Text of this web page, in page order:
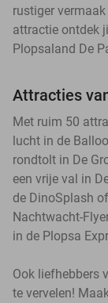
rustiger
attractie ontdek
Plopsaland De
Attracties
Met ruim 50
lucht in de
rondtolt in De
een vrije val in
de DinoSplash
Nachtwacht-
in de Plopsa
Ook liefhebbers
te vervelen!